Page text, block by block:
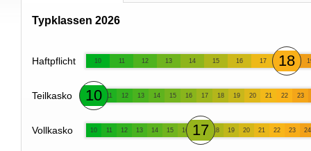
Typklassen 2026
Haftpflicht 10 11 12 13 14 15 16 17 18
Teilkasko 10 11 12 13 14 15 16 17 18 19 20 21 22 23
Vollkasko 10 11 12 13 14 15 16 17 18 19 20 21 22 23 24